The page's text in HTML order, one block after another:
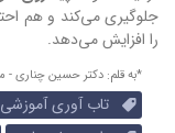
جلوگیری می‌کند و هم
را افزایش می‌دهد.
*به قلم: دکتر حسین چناری -
تاب آوری آموزشی